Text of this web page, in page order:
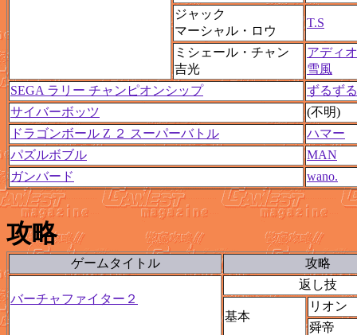
ジャック
マーシャル・ロウ
T.S
ミシェール・チャン
吉光
アディ
雪風
SEGA ラリー チャンピオンシップ
ずるずる
サイバーボッツ
(不明)
ドラゴンボール Z ２ スーパーバトル
ハマー
パズルボブル
MAN
ガンバード
wano.
攻略
ゲームタイトル 攻略
バーチャファイター２
返し技
基本
リオン
舜帝